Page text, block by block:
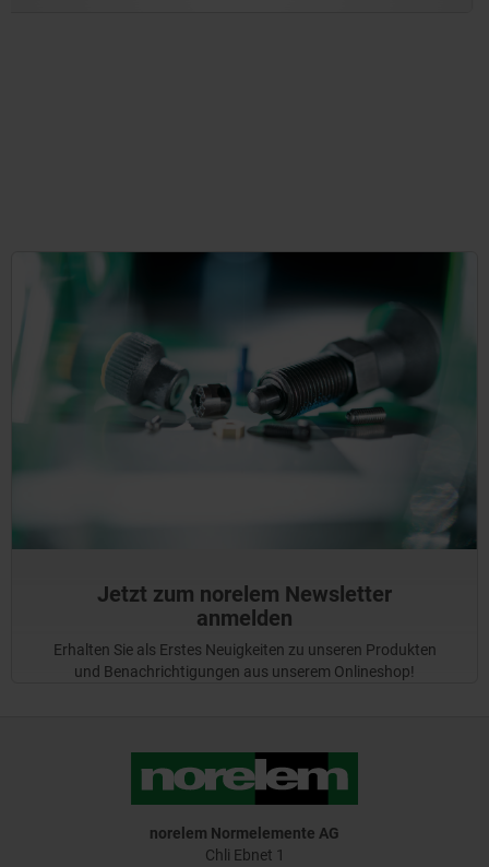
Jetzt zum norelem Newsletter
anmelden
Erhalten Sie als Erstes Neuigkeiten zu unseren Produkten
und Benachrichtigungen aus unserem Onlineshop!
norelem Normelemente AG
Chli Ebnet 1